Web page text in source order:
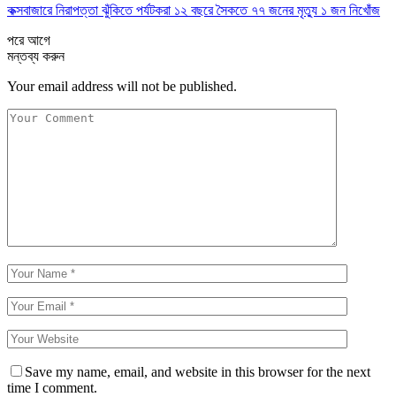
কক্সবাজারে নিরাপত্তা ঝুঁকিতে পর্যটকরা ১২ বছরে সৈকতে ৭৭ জনের মৃত্যু ১ জন নিখোঁজ
পরেআগে
মন্তব্য করুন
Your email address will not be published.
Save my name, email, and website in this browser for the next
time I comment.